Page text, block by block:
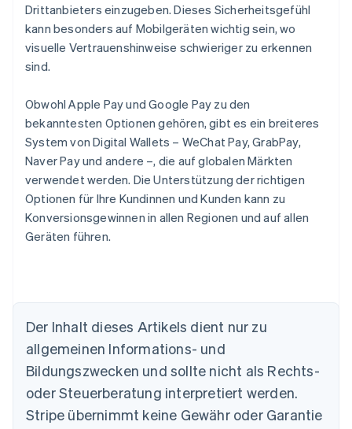
Drittanbieters einzugeben. Dieses Sicherheitsgefühl
kann besonders auf Mobilgeräten wichtig sein, wo
visuelle Vertrauenshinweise schwieriger zu erkennen
sind.
Obwohl Apple Pay und Google Pay zu den
bekanntesten Optionen gehören, gibt es ein breiteres
System von Digital Wallets – WeChat Pay, GrabPay,
Naver Pay und andere –, die auf globalen Märkten
verwendet werden. Die Unterstützung der richtigen
Optionen für Ihre Kundinnen und Kunden kann zu
Konversionsgewinnen in allen Regionen und auf allen
Geräten führen.
Der Inhalt dieses Artikels dient nur zu
allgemeinen Informations- und
Bildungszwecken und sollte nicht als Rechts-
oder Steuerberatung interpretiert werden.
Stripe übernimmt keine Gewähr oder Garantie
Australien
English
Belgien
Nederlands FrançaisDeutschEnglish
Brasilien